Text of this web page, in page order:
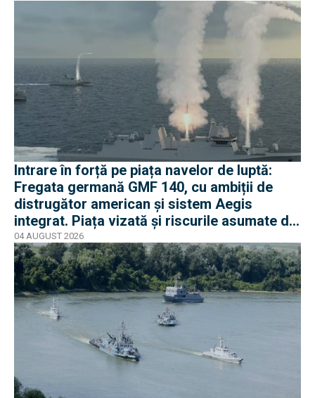
Intrare în forță pe piața navelor de luptă:
Fregata germană GMF 140, cu ambiții de
distrugător american și sistem Aegis
integrat. Piața vizată și riscurile asumate de
Rheinmetall
04 AUGUST 2026